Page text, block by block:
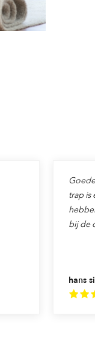
hans
trap is
bij de